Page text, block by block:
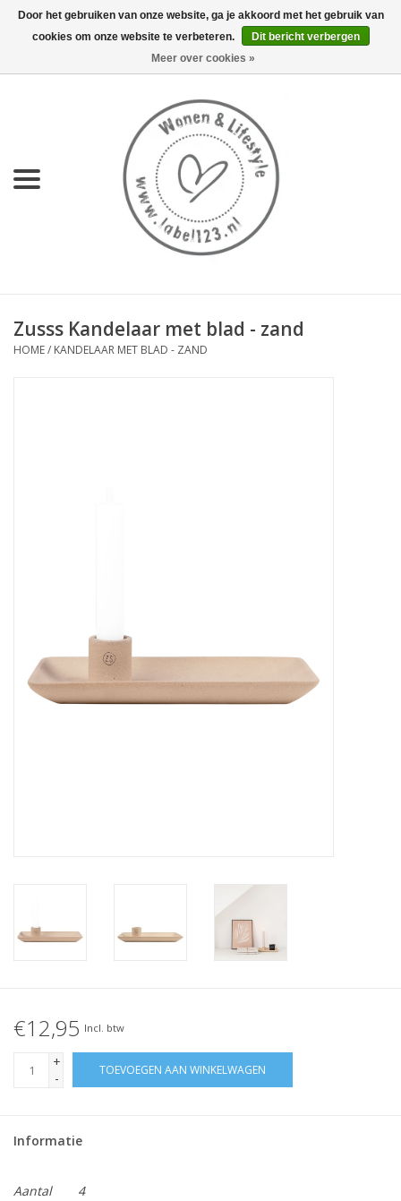
0 Artikelen - €0,00
KEUKEN
LIFESTYLE
Merken
Zusss Kandelaar met blad - zand
HOME/ KANDELAAR MET BLAD - ZAND
€12,95 Incl. btw
+
-
TOEVOEGEN AAN WINKELWAGEN
Informatie
Aantal
4
Door het gebruiken van onze website, ga je akkoord met het gebruik van
cookies om onze website te verbeteren.
Dit bericht verbergen
Meer over cookies »